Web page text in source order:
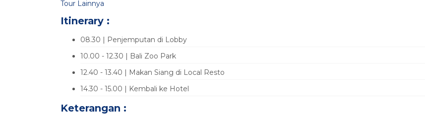
Tour Lainnya
Itinerary :
08.30 | Penjemputan di Lobby
10.00 - 12.30 | Bali Zoo Park
12.40 - 13.40 | Makan Siang di Local Resto
14.30 - 15.00 | Kembali ke Hotel
Keterangan :